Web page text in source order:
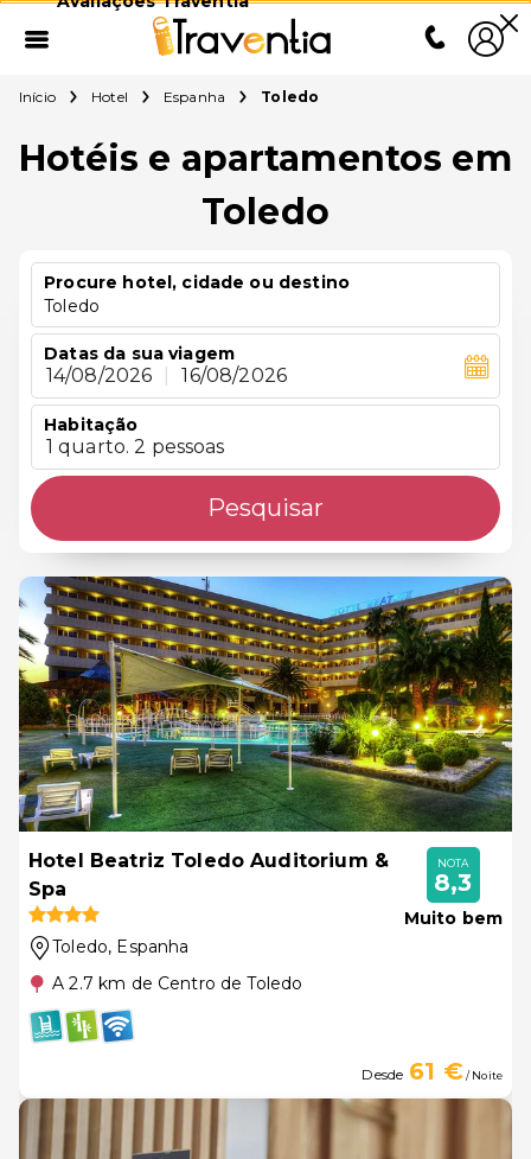
Início Hotel Espanha Toledo
Hotéis e apartamentos em
Toledo
Procure hotel, cidade ou destino
Toledo
Datas da sua viagem
14/08/2026 16/08/2026
Habitação
1 quarto. 2 pessoas
Pesquisar
Hotel Beatriz Toledo Auditorium &
Spa
Toledo, Espanha
A 2.7 km de Centro de Toledo
NOTA
8,3
Muito bem
Desde 61 €/ Noite